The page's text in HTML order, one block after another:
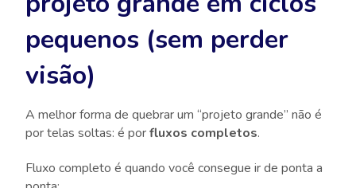
pequenos (sem perder
visão)
A melhor forma de quebrar um “projeto grande” não é
por telas soltas: é porfluxos completos.
Fluxo completo é quando você consegue ir de ponta a